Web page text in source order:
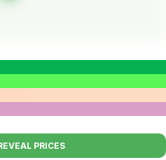
PRICES